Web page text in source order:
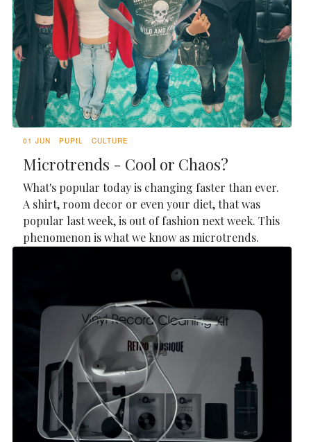
01 JUN PUPIL CULTURE
Microtrends - Cool or Chaos?
What's popular today is changing faster than ever.
A shirt, room decor or even your diet, that was
popular last week, is out of fashion next week. This
phenomenon is what we know as microtrends.